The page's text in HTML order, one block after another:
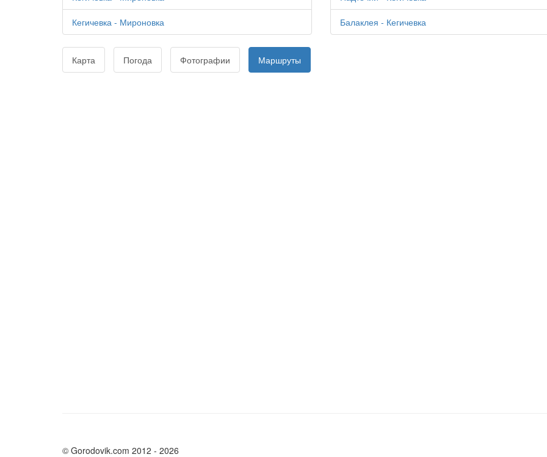
Кегичевка - Мироновка Балаклея - Кегичевка
Карта Погода Фотографии Маршруты
© Gorodovik.com 2012 - 2026